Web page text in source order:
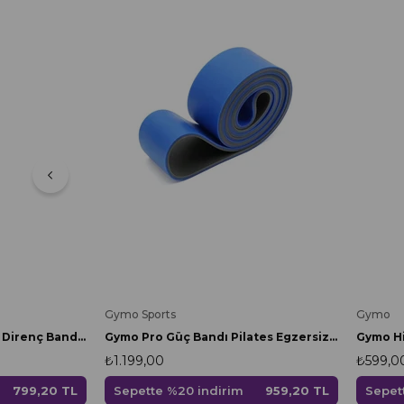
Gymo Pro Series Çantalı Direnç Bandı Fitness Pilates Esnetme Lastiği 5'li Set Mor 7.5 cm
799,20 TL
Gymo Sports
Gymo Pro Güç Bandı Pilates Egzersiz Direnç Lastiği Sert
₺1.199,00
Sepette %20 indirim 959,20 TL
Gymo